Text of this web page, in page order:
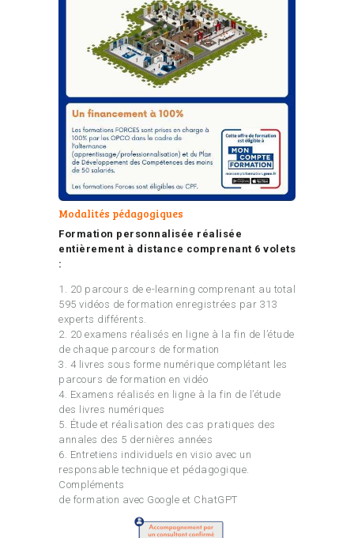
Modalités pédagogiques
Formation personnalisée réalisée
entièrement à distance comprenant 6 volets
:
1. 20 parcours de e-learning comprenant au total
595 vidéos de formation enregistrées par 313
experts différents.
2. 20 examens réalisés en ligne à la fin de l’étude
de chaque parcours de formation
3. 4 livres sous forme numérique complétant les
parcours de formation en vidéo
4. Examens réalisés en ligne à la fin de l’étude
des livres numériques
5. Étude et réalisation des cas pratiques des
annales des 5 dernières années
6. Entretiens individuels en visio avec un
responsable technique et pédagogique.
Compléments
de formation avec Google et ChatGPT